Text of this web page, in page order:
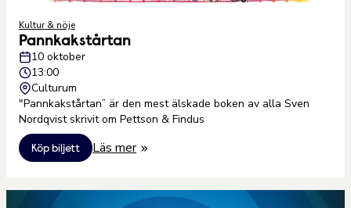
Kultur & nöje
Pannkakstårtan
10 oktober
13:00
Culturum
"Pannkakstårtan” är den mest älskade boken av alla Sven
Nordqvist skrivit om Pettson & Findus
Köp biljett Läs mer